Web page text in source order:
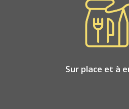
Sur place et à